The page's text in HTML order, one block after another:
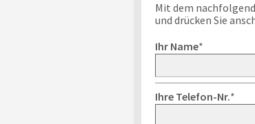
Mit dem
und drücken Sie
Ihr Name*
Ihre Telefon-Nr.*